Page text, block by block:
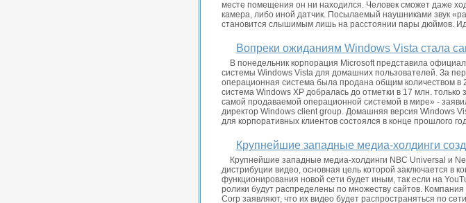
месте помещения он ни находился. Человек сможет даже
камера, либо иной датчик. Посылаемый наушниками звук
становится слышимым лишь на расстоянии пары дюймов.
Вопреки ожиданиям Windows Vista стала
В понедельник корпорация Microsoft представила
системы Windows Vista для домашних пользователей. За
операционная система была продана общим количеством
система Windows XP добралась до отметки в 17 млн.
самой продаваемой операционной системой в мире» -
директор Windows client group. Домашняя версия Windows
для корпоративных клиентов состоялся в конце прошлого
Крупнейшие западные медиа-холдинги
Крупнейшие западные медиа-холдинги NBC Universal и
дистрибуции видео, основная цель которой заключается в
функционирования новой сети будет иным, так если на
ролики будут распределены по множеству сайтов.
Corp заявляют, что их видео будет распространяться по